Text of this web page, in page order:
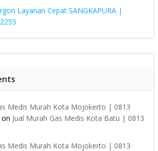
Layanan Cepat SANGKAPURA |
Medis Murah Kota Mojokerto | 0813
on Jual Murah Gas Medis Kota Batu | 0813
Medis Murah Kota Mojokerto | 0813